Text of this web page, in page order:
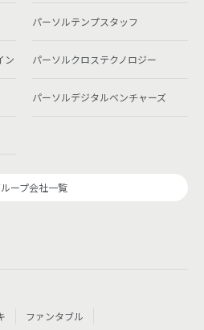
パーソルテンプスタッフ
ン パーソルクロステクノロジー
パーソルデジタルベンチャーズ
ープ会社一覧
ファンタブル